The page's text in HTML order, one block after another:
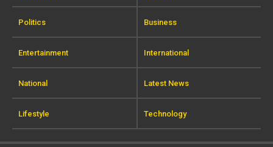
Politics Business
Entertainment International
National Latest News
Lifestyle Technology